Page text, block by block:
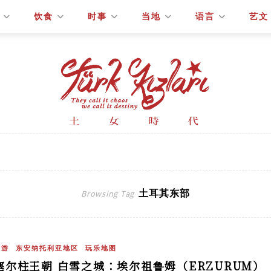
饮食 时事 当地 语言 艺文
Browsing Tag 土耳其东部
东安纳托利亚地区 玩乐地图
尔柱王朝 白雪之城：埃尔祖鲁姆（ERZURUM）